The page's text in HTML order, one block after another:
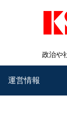
政治や
運営情報